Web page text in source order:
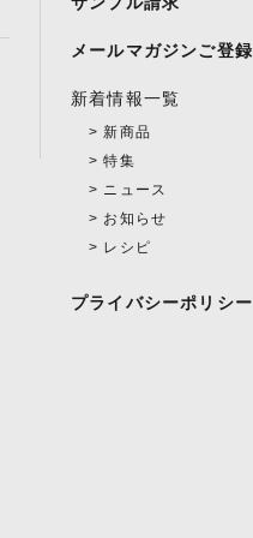
メールマガジンご登録
新着情報一覧
新商品
特集
ニュース
お知らせ
レシピ
プライバシーポリシー